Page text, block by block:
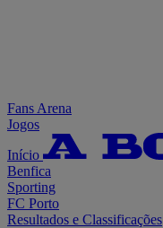
Fans Arena
Jogos
Início
Benfica
Sporting
FC Porto
Resultados e Classificações